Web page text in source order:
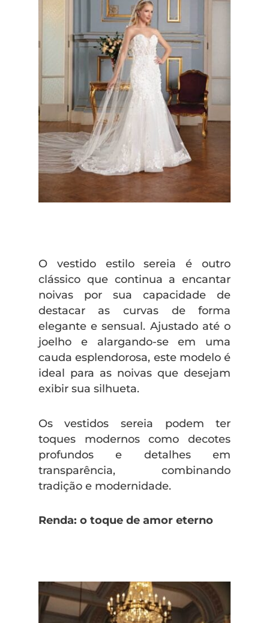
O vestido estilo sereia é outro
clássico que continua a encantar
noivas por sua capacidade de
destacar as curvas de forma
elegante e sensual. Ajustado até o
joelho e alargando-se em uma
cauda esplendorosa, este modelo é
ideal para as noivas que desejam
exibir sua silhueta.
Os vestidos sereia podem ter
toques modernos como decotes
profundos e detalhes em
transparência, combinando
tradição e modernidade.
Renda: o toque de amor eterno